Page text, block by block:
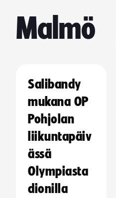
Malmö
Salibandy
mukana OP
Pohjolan
liikuntapäiv
ässä
Olympiasta
dionilla